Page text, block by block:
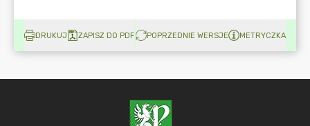
DRUKUJ ZAPISZ DO PDF POPRZEDNIE WERSJE METRYCZKA